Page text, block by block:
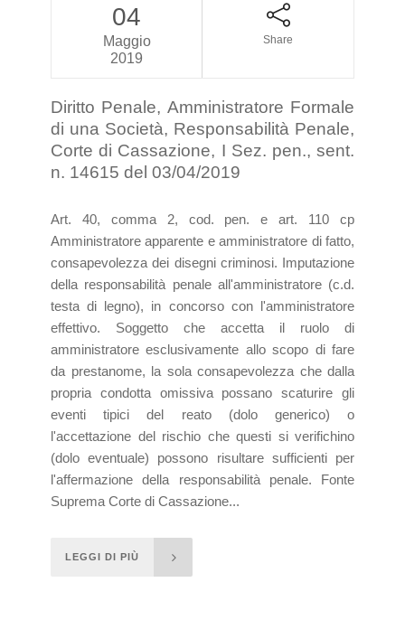
04
Maggio
2019
Share
Diritto Penale, Amministratore Formale
di una Società, Responsabilità Penale,
Corte di Cassazione, I Sez. pen., sent.
n. 14615 del 03/04/2019
Art. 40, comma 2, cod. pen. e art. 110 cp
Amministratore apparente e amministratore di fatto,
consapevolezza dei disegni criminosi. Imputazione
della responsabilità penale all'amministratore (c.d.
testa di legno), in concorso con l'amministratore
effettivo. Soggetto che accetta il ruolo di
amministratore esclusivamente allo scopo di fare
da prestanome, la sola consapevolezza che dalla
propria condotta omissiva possano scaturire gli
eventi tipici del reato (dolo generico) o
l'accettazione del rischio che questi si verifichino
(dolo eventuale) possono risultare sufficienti per
l'affermazione della responsabilità penale. Fonte
Suprema Corte di Cassazione...
LEGGI DI PIÙ